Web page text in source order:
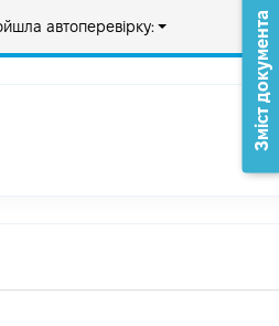
автоперевірку: Зміст документа